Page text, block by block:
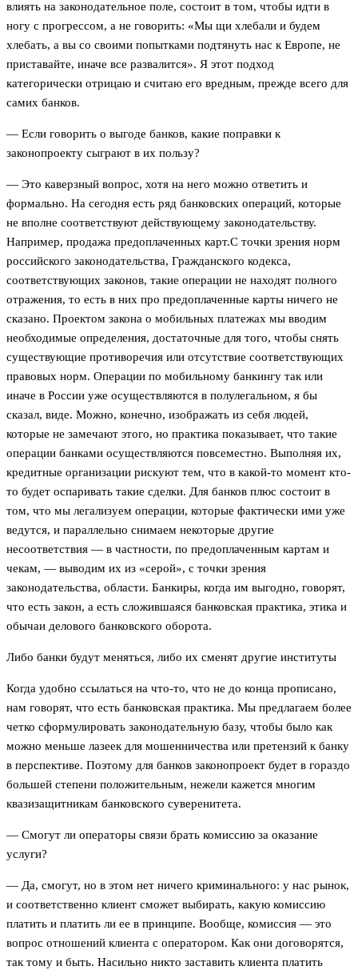
влиять на законодательное поле, состоит в том, чтобы идти в
ногу с прогрессом, а не говорить: «Мы щи хлебали и будем
хлебать, а вы со своими попытками подтянуть нас к Европе, не
приставайте, иначе все развалится». Я этот подход
категорически отрицаю и считаю его вредным, прежде всего для
самих банков.
— Если говорить о выгоде банков, какие поправки к
законопроекту сыграют в их пользу?
— Это каверзный вопрос, хотя на него можно ответить и
формально. На сегодня есть ряд банковских операций, которые
не вполне соответствуют действующему законодательству.
Например, продажа предоплаченных карт.С точки зрения норм
российского законодательства, Гражданского кодекса,
соответствующих законов, такие операции не находят полного
отражения, то есть в них про предоплаченные карты ничего не
сказано. Проектом закона о мобильных платежах мы вводим
необходимые определения, достаточные для того, чтобы снять
существующие противоречия или отсутствие соответствующих
правовых норм. Операции по мобильному банкингу так или
иначе в России уже осуществляются в полулегальном, я бы
сказал, виде. Можно, конечно, изображать из себя людей,
которые не замечают этого, но практика показывает, что такие
операции банками осуществляются повсеместно. Выполняя их,
кредитные организации рискуют тем, что в какой-то момент кто-
то будет оспаривать такие сделки. Для банков плюс состоит в
том, что мы легализуем операции, которые фактически ими уже
ведутся, и параллельно снимаем некоторые другие
несоответствия — в частности, по предоплаченным картам и
чекам, — выводим их из «серой», с точки зрения
законодательства, области. Банкиры, когда им выгодно, говорят,
что есть закон, а есть сложившаяся банковская практика, этика и
обычаи делового банковского оборота.
Либо банки будут меняться, либо их сменят другие институты
Когда удобно ссылаться на что-то, что не до конца прописано,
нам говорят, что есть банковская практика. Мы предлагаем более
четко сформулировать законодательную базу, чтобы было как
можно меньше лазеек для мошенничества или претензий к банку
в перспективе. Поэтому для банков законопроект будет в гораздо
большей степени положительным, нежели кажется многим
квазизащитникам банковского суверенитета.
— Смогут ли операторы связи брать комиссию за оказание
услуги?
— Да, смогут, но в этом нет ничего криминального: у нас рынок,
и соответственно клиент сможет выбирать, какую комиссию
платить и платить ли ее в принципе. Вообще, комиссия — это
вопрос отношений клиента с оператором. Как они договорятся,
так тому и быть. Насильно никто заставить клиента платить